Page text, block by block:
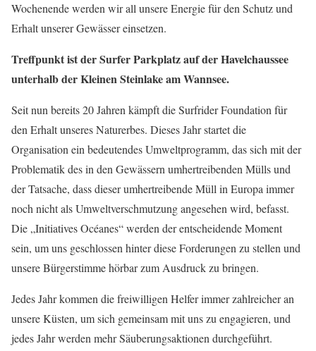
Wochenende werden wir all unsere Energie für den Schutz und
Erhalt unserer Gewässer einsetzen.
Treffpunkt ist der Surfer Parkplatz auf der Havelchaussee
unterhalb der Kleinen Steinlake am Wannsee.
Seit nun bereits 20 Jahren kämpft die Surfrider Foundation für
den Erhalt unseres Naturerbes. Dieses Jahr startet die
Organisation ein bedeutendes Umweltprogramm, das sich mit der
Problematik des in den Gewässern umhertreibenden Mülls und
der Tatsache, dass dieser umhertreibende Müll in Europa immer
noch nicht als Umweltverschmutzung angesehen wird, befasst.
Die „Initiatives Océanes“ werden der entscheidende Moment
sein, um uns geschlossen hinter diese Forderungen zu stellen und
unsere Bürgerstimme hörbar zum Ausdruck zu bringen.
Jedes Jahr kommen die freiwilligen Helfer immer zahlreicher an
unsere Küsten, um sich gemeinsam mit uns zu engagieren, und
jedes Jahr werden mehr Säuberungsaktionen durchgeführt.